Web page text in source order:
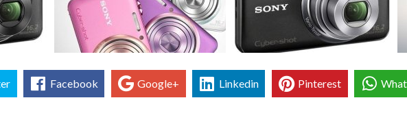
Facebook Google+ Linkedin Pinterest